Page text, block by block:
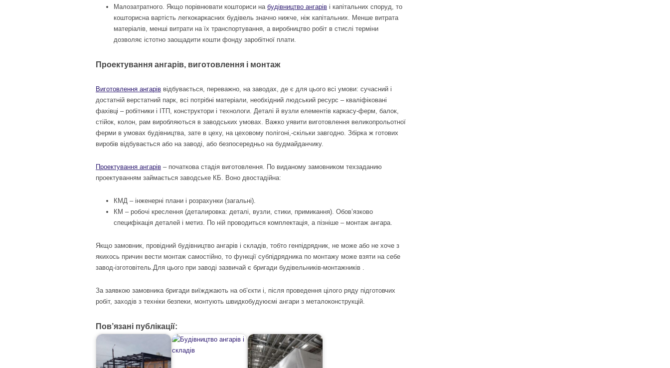
Малозатратного. Якщо порівнювати кошториси на будівництво ангарів і капітальних споруд, то
кошторисна вартість легкокаркасних будівель значно нижче, ніж капітальних. Менше витрата
матеріалів, менші витрати на їх транспортування, а виробництво робіт в стислі терміни
дозволяє істотно заощадити кошти фонду заробітної плати.
Проектування ангарів, виготовлення і монтаж
Виготовлення ангарів відбувається, переважно, на заводах, де є для цього всі умови: сучасний і
достатній верстатний парк, всі потрібні матеріали, необхідний людський ресурс – кваліфіковані
фахівці – робітники і ІТП, конструктори і технологи. Деталі й вузли елементів каркасу-ферм, балок,
стійок, колон, рам виробляються в заводських умовах. Важко уявити виготовлення великопрольотної
ферми в умовах будівництва, зате в цеху, на цеховому полігоні,-скільки завгодно. Збірка ж готових
виробів відбувається або на заводі, або безпосередньо на будмайданчику.
Проектування ангарів – початкова стадія виготовлення. По виданому замовником техзаданию
проектуванням займається заводське КБ. Воно двостадійна:
КМД – інженерні плани і розрахунки (загальні).
КМ – робочі креслення (деталировка: деталі, вузли, стики, примикання). Обов’язково
специфікація деталей і метиз. По ній проводиться комплектація, а пізніше – монтаж ангара.
Якщо замовник, провідний будівництво ангарів і складів, тобто генпідрядник, не може або не хоче з
якихось причин вести монтаж самостійно, то функції субпідрядника по монтажу може взяти на себе
завод-ізготовітель.Для цього при заводі зазвичай є бригади будівельників-монтажників .
За заявкою замовника бригади виїжджають на об’єкти і, після проведення цілого ряду підготовчих
робіт, заходів з техніки безпеки, монтують швидкобудуюємі ангари з металоконструкцій.
Пов’язані публікації: